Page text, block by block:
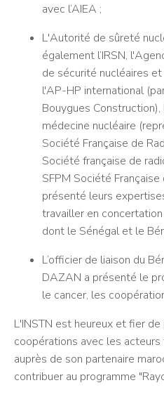
avec l’AIEA ;
L'Autorité de sûreté
également l’IRSN,
de sécurité nucléaires
l'AP-HP international
Bouygues
médecine nucléaire
Société Française de
Société française de
SFPM Société
présenté leurs
travailler en
dont le Sénégal et le
L’officier de liaison du
DAZAN a présenté le
le cancer, les
L'INSTN est heureux et fier
coopérations avec les
auprès de son partenaire
contribuer au programme